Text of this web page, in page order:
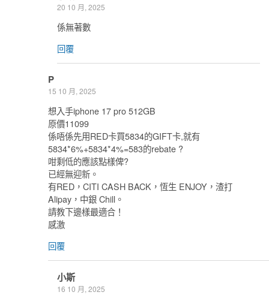
20 10 月, 2025
係無著數
回覆
P
15 10 月, 2025
想入手iphone 17 pro 512GB
原價11099
係唔係先用RED卡買5834的GIFT卡,就有
5834*6%+5834*4%=583的rebate ?
咁剩低的應該點樣俾?
已經無迎新。
有RED，CITI CASH BACK，恆生 ENJOY，渣打
Alipay，中銀 Chill。
請教下邊樣最適合！
感激
回覆
小斯
16 10 月, 2025